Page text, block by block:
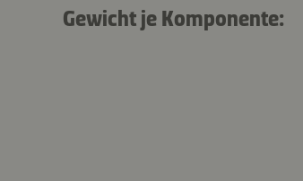
Gewicht je Komponente: